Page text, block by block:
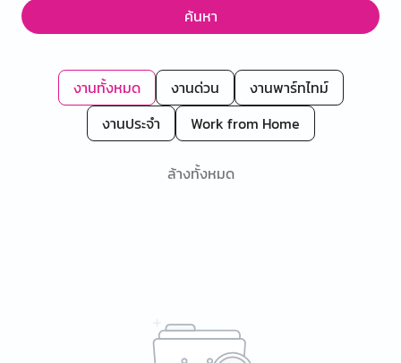
ค้นหา
งานทั้งหมด งานด่วน
งานพาร์ทไทม์
งานประจำ
Work from Home
ล้างทั้งหมด